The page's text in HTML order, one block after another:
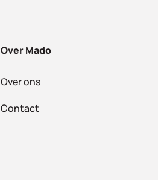
Over Mado
Over ons
Contact